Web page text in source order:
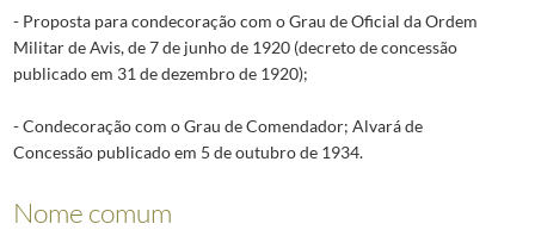
- Proposta para condecoração com o Grau de Oficial da Ordem
Militar de Avis, de 7 de junho de 1920 (decreto de concessão
publicado em 31 de dezembro de 1920);
- Condecoração com o Grau de Comendador; Alvará de
Concessão publicado em 5 de outubro de 1934.
Nome comum